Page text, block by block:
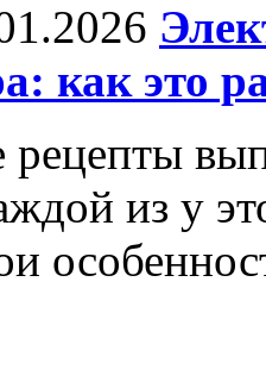
как это
рецепты
из у